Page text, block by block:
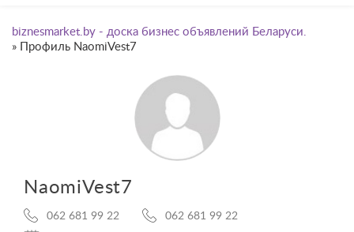
biznesmarket.by - доска бизнес объявлений Беларуси.
»
Профиль NaomiVest7
NaomiVest7
062 681 99 22 062 681 99 22